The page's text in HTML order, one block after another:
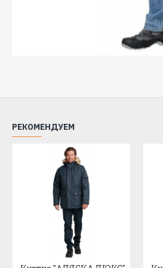
РЕКОМЕНДУЕМ